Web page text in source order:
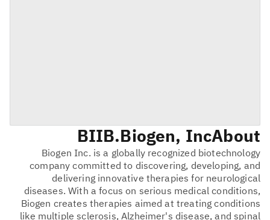
About
Biogen, Inc.
BIIB
Biogen Inc. is a globally recognized biotechnology
company committed to discovering, developing, and
delivering innovative therapies for neurological
diseases. With a focus on serious medical conditions,
Biogen creates therapies aimed at treating conditions
like multiple sclerosis, Alzheimer's disease, and spinal